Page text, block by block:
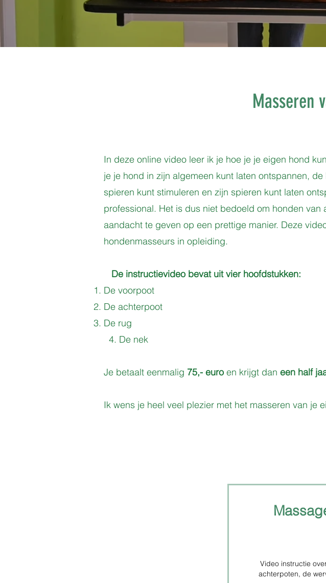
Masseren
In deze online video leer ik je hoe je je eigen hond
je je hond in zijn algemeen kunt laten ontspannen,
spieren kunt stimuleren en zijn spieren kunt laten
professional. Het is dus niet bedoeld om honden
aandacht te geven op een prettige manier. Deze
hondenmasseurs in opleiding.
De instructievideo bevat uit vier hoofdstukken:
De voorpoot
De achterpoot
De rug
4. De nek
Je betaalt eenmalig 75,- euro en krijgt dan een half
Ik wens je heel veel plezier met het masseren van je
Video instructie
achterpoten, de